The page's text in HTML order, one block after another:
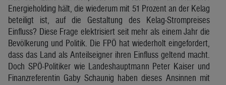
Energieholding hält, die wiederum mit 51 Prozent an der Kelag
beteiligt ist, auf die Gestaltung des Kelag-Strompreises
Einfluss? Diese Frage elektrisiert seit mehr als einem Jahr die
Bevölkerung und Politik. Die FPÖ hat wiederholt eingefordert,
dass das Land als Anteilseigner ihren Einfluss geltend macht.
Doch SPÖ-Politiker wie Landeshauptmann Peter Kaiser und
Finanzreferentin Gaby Schaunig haben dieses Ansinnen mit